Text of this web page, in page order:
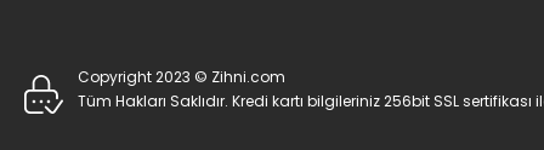
Copyright 2023 © Zihni.com
Tüm Hakları Saklıdır. Kredi kartı bilgileriniz 256bit SSL sertifikası